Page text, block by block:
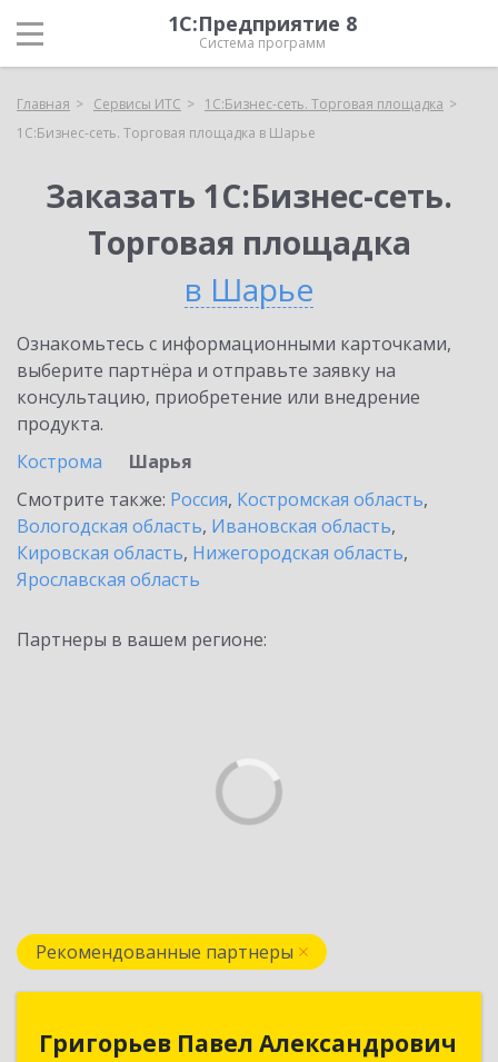
1С:Предприятие 8
Система программ
Главная Сервисы ИТС
1С:Бизнес-сеть. Торговая площадка
1С:Бизнес-сеть. Торговая площадка в Шарье
Заказать 1С:Бизнес-сеть.
Торговая площадка
в Шарье
Ознакомьтесь с информационными карточками,
выберите партнёра и отправьте заявку на
консультацию, приобретение или внедрение
продукта.
Кострома
Шарья
Смотрите также: Россия, Костромская область,
Вологодская область, Ивановская область,
Кировская область, Нижегородская область,
Ярославская область
Партнеры в вашем регионе:
Рекомендованные партнеры
Григорьев Павел Александрович